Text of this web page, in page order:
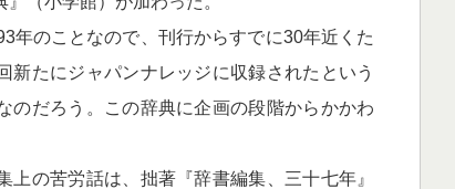
のことなので、刊行からすでに30年近くた
新たにジャパンナレッジに収録されたという
のだろう。この辞典に企画の段階からかかわ
の苦労話は、拙著『辞書編集、三十七年』